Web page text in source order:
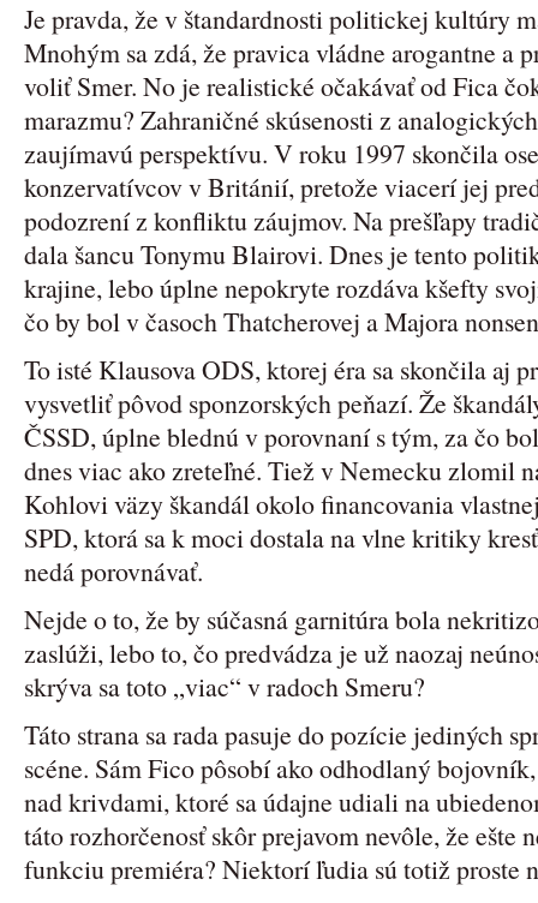
Je pravda, že v štandardnosti politickej kultúry
Mnohým sa zdá, že pravica vládne arogantne a
voliť Smer. No je realistické očakávať od Fica
marazmu? Zahraničné skúsenosti z
zaujímavú perspektívu. V roku 1997 skončila
konzervatívcov v Británií, pretože viacerí jej
podozrení z konfliktu záujmov. Na prešľapy
dala šancu Tonymu Blairovi. Dnes je tento
krajine, lebo úplne nepokryte rozdáva kšefty
čo by bol v časoch Thatcherovej a Majora
To isté Klausova ODS, ktorej éra sa skončila aj
vysvetliť pôvod sponzorských peňazí. Že
ČSSD, úplne blednú v porovnaní s tým, za čo
dnes viac ako zreteľné. Tiež v Nemecku zlomil
Kohlovi väzy škandál okolo financovania
SPD, ktorá sa k moci dostala na vlne kritiky
nedá porovnávať.
Nejde o to, že by súčasná garnitúra bola
zaslúži, lebo to, čo predvádza je už naozaj
skrýva sa toto „viac“ v radoch Smeru?
Táto strana sa rada pasuje do pozície jediných
scéne. Sám Fico pôsobí ako odhodlaný
nad krivdami, ktoré sa údajne udiali na
táto rozhorčenosť skôr prejavom nevôle, že ešte
funkciu premiéra? Niektorí ľudia sú totiž proste